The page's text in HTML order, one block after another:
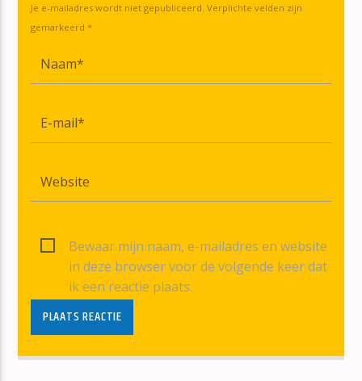
Je e-mailadres wordt niet gepubliceerd. Verplichte velden zijn
gemarkeerd *
Bewaar mijn naam, e-mailadres en website
in deze browser voor de volgende keer dat
ik een reactie plaats.